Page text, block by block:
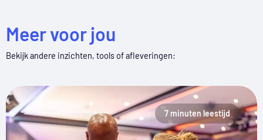
Meer voor jou
Bekijk andere inzichten, tools of afleveringen:
7 minuten leestijd